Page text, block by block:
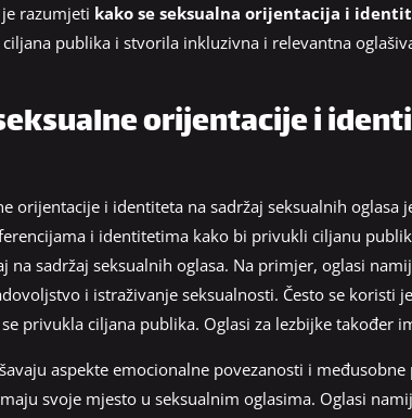
razumjeti kako se seksualna orijentacija i
publika i stvorila inkluzivna i relevantna
orijentacije i
orijentacije i identiteta na sadržaj seksualnih oglasa
i identitetima kako bi privukli ciljanu
na sadržaj seksualnih oglasa. Na primjer, oglasi
i istraživanje seksualnosti. Često se koristi
privukla ciljana publika. Oglasi za lezbijke također
aspekte emocionalne povezanosti i
svoje mjesto u seksualnim oglasima. Oglasi